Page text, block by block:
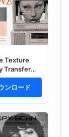
Texture
Transfer
ンロード